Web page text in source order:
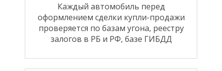
Каждый автомобиль перед
оформлением сделки купли-продажи
проверяется по базам угона, реестру
залогов в РБ и РФ, базе ГИБДД